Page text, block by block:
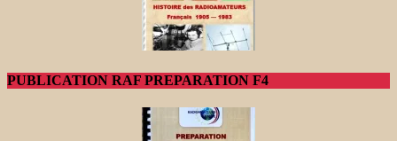
PUBLICATION RAF PREPARATION F4